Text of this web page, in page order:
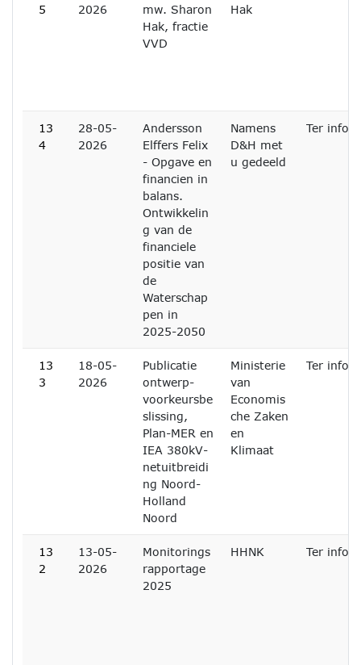
5
2026
mw. Sharon
Hak, fractie
VVD
Hak
13
4
28-05-
2026
Andersson
Elffers Felix
- Opgave en
financien in
balans.
Ontwikkelin
g van de
financiele
positie van
de
Waterschap
pen in
2025-2050
Namens
D&H met
u gedeeld
Ter
13
3
18-05-
2026
Publicatie
ontwerp-
voorkeursbe
slissing,
Plan-MER en
IEA 380kV-
netuitbreidi
ng Noord-
Holland
Noord
Ministerie
van
Economis
che Zaken
en
Klimaat
Ter
13
2
13-05-
2026
Monitorings
rapportage
2025
HHNK Ter